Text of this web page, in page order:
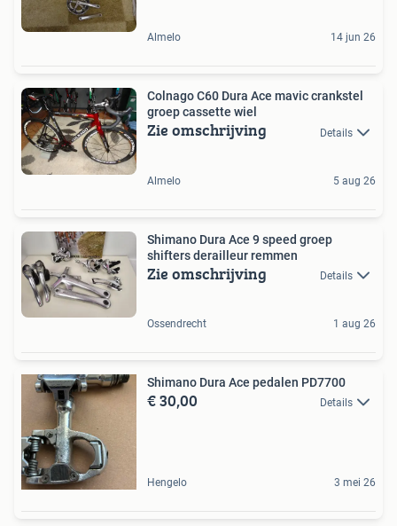
Almelo 14 jun 26
Colnago C60 Dura Ace mavic crankstel
groep cassette wiel
Zie omschrijving Details
Almelo 5 aug 26
Shimano Dura Ace 9 speed groep
shifters derailleur remmen
Zie omschrijving Details
Ossendrecht 1 aug 26
Shimano Dura Ace pedalen PD7700
€ 30,00 Details
Hengelo 3 mei 26